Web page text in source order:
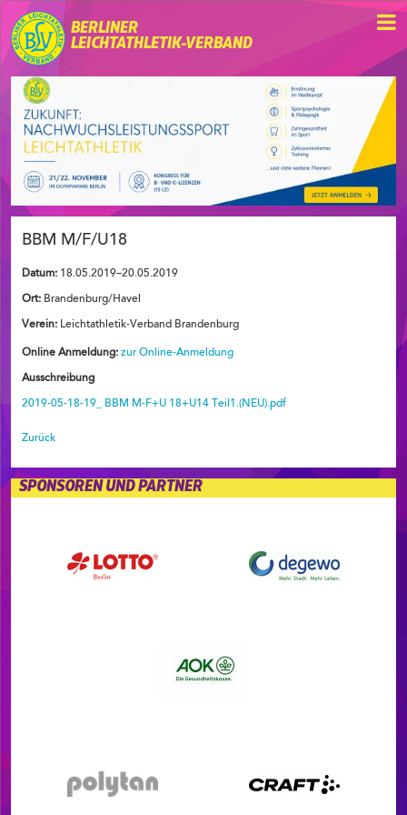
BERLINER
LEICHTATHLETIK-VERBAND
BBM M/F/U18
Datum: 18.05.2019–20.05.2019
Ort: Brandenburg/Havel
Verein: Leichtathletik-Verband Brandenburg
Online Anmeldung: zur Online-Anmeldung
Ausschreibung
2019-05-18-19_ BBM M-F+U 18+U14 Teil1.(NEU).pdf
Zurück
SPONSOREN UND PARTNER